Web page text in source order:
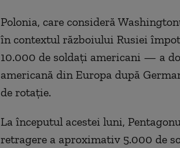
Polonia, care consideră
în contextul războiului Rusiei
10.000 de soldați americani — a
americană din Europa după
de rotație.
La începutul acestei luni,
retragere a aproximativ 5.000 de